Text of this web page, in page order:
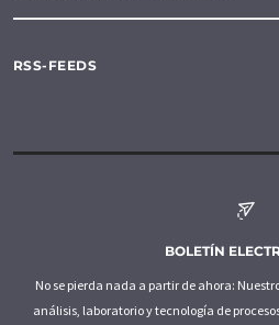
RSS-FEEDS
BOLETÍN
No se pierda nada a partir de ahora:
análisis, laboratorio y tecnología de